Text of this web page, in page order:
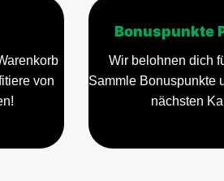
von
Bonuspunkte
Wir belohnen dich
Sammle Bonuspunkte
nächsten